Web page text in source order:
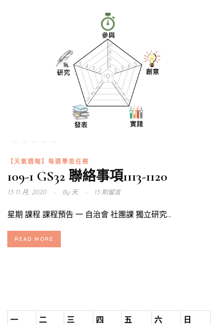
【天氣週報】每週學思任務
109-1 GS32 聯絡事項1113-1120
13 11 月, 2020 By天 13 則留言
星期 課程 課程預告 一 自治會 社團課 獨立研究...
READ MORE
一 二 三 四 五 六
日